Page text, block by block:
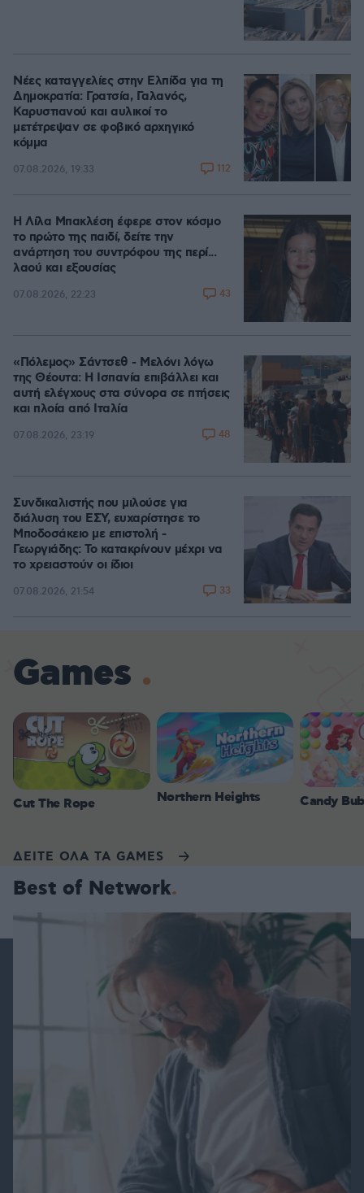
Νέες καταγγελίες στην Ελπίδα για τη
Δημοκρατία: Γρατσία, Γαλανός,
Καρυστιανού και αυλικοί το
μετέτρεψαν σε φοβικό αρχηγικό
κόμμα
07.08.2026, 19:33 112
Η Λίλα Μπακλέση έφερε στον κόσμο
το πρώτο της παιδί, δείτε την
ανάρτηση του συντρόφου της περί...
λαού και εξουσίας
07.08.2026, 22:23 43
«Πόλεμος» Σάντσεθ - Μελόνι λόγω
της Θέουτα: Η Ισπανία επιβάλλει και
αυτή ελέγχους στα σύνορα σε πτήσεις
και πλοία από Ιταλία
07.08.2026, 23:19 48
Συνδικαλιστής που μιλούσε για
διάλυση του ΕΣΥ, ευχαρίστησε το
Μποδοσάκειο με επιστολή -
Γεωργιάδης: Το κατακρίνουν μέχρι να
το χρειαστούν οι ίδιοι
07.08.2026, 21:54 33
Games
Cut The Rope Northern Heights Candy
ΔΕΙΤΕ ΟΛΑ ΤΑ GAMES
Best of Network